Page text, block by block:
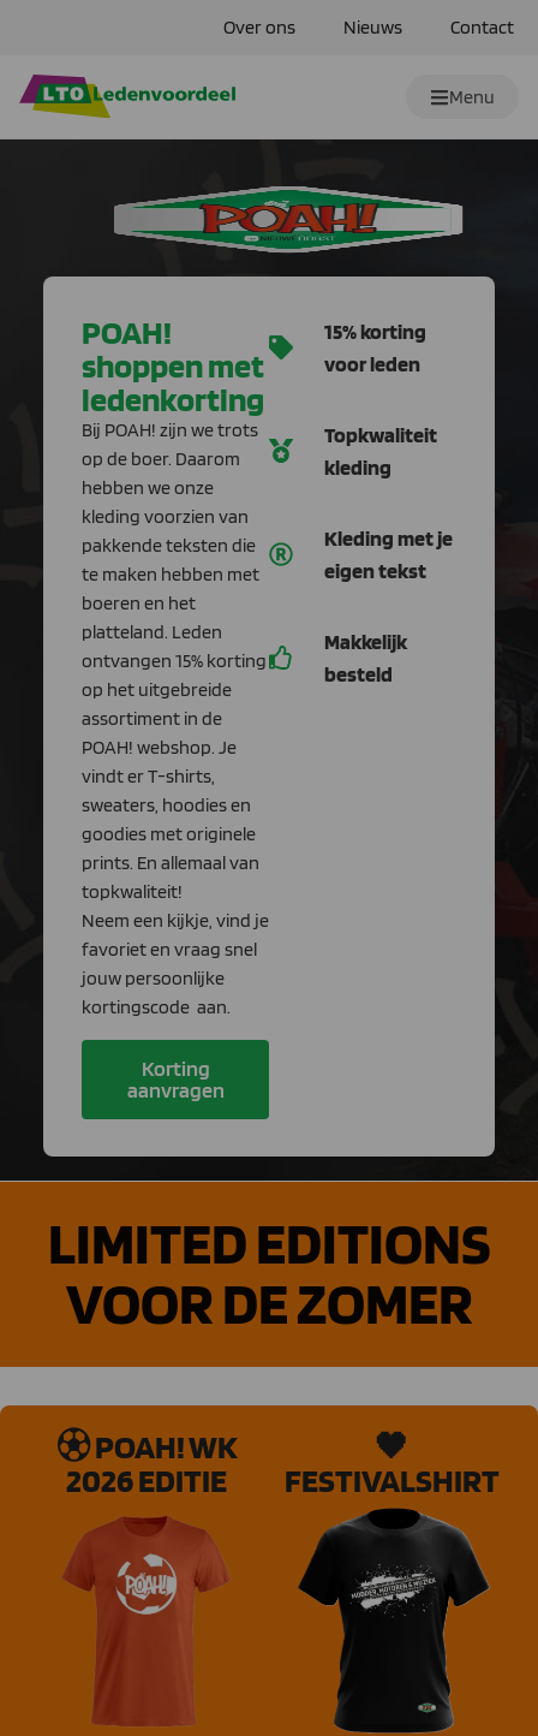
Over ons Nieuws Contact
Menu
POAH!
shoppen met
ledenkorting
Bij POAH! zijn we trots
op de boer. Daarom
hebben we onze
kleding voorzien van
pakkende teksten die
te maken hebben met
boeren en het
platteland. Leden
ontvangen 15% korting
op het uitgebreide
assortiment in de
POAH! webshop. Je
vindt er T-shirts,
sweaters, hoodies en
goodies met originele
prints. En allemaal van
topkwaliteit!
Neem een kijkje, vind je
favoriet en vraag snel
jouw persoonlijke
kortingscode aan.
Korting
aanvragen
15% korting
voor leden
Topkwaliteit
kleding
Kleding met je
eigen tekst
Makkelijk
besteld
LIMITED EDITIONS
VOOR DE ZOMER
⚽︎ POAH! WK
2026 EDITIE
🖤
FESTIVALSHIRT